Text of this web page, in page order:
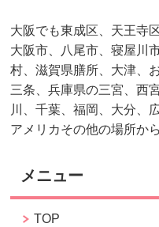
大阪でも東成区、天王寺
大阪市、八尾市、寝屋川
村、滋賀県膳所、大津、
三条、兵庫県の三宮、西
川、千葉、福岡、大分、
アメリカその他の場所か
メニュー
TOP